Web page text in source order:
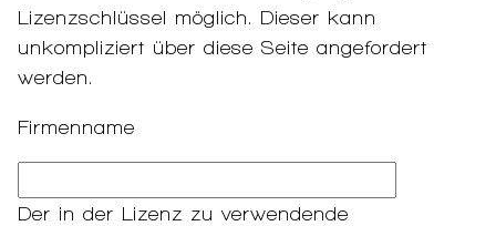
Lizenzschlüssel möglich. Dieser kann
unkompliziert über diese Seite angefordert
werden.
Firmenname
Der in der Lizenz zu verwendende